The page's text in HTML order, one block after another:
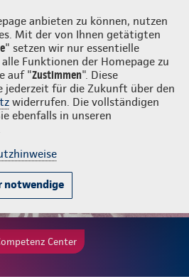
anbieten zu können, nutzen
Mit der von Ihnen getätigten
" setzen wir nur essentielle
Funktionen der Homepage zu
auf "Zustimmen". Diese
jederzeit für die Zukunft über den
widerrufen. Die vollständigen
ebenfalls in unseren
notwendige
Login
Center